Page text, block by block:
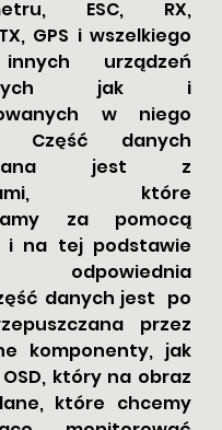
ESC, RX,
GPS i wszelkiego
urządzeń
jak i
w niego
Część danych
jest z
które
za pomocą
i na tej podstawie
odpowiednia
danych jest  po
przez
komponenty, jak
który na obraz
które chcemy